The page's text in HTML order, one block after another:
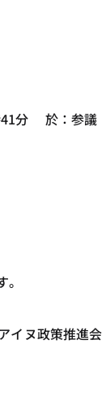
41分 於：参議
イヌ政策推進会